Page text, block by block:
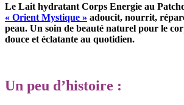
Le Lait hydratant Corps Energie au
« Orient Mystique » adoucit, nourrit,
peau. Un soin de beauté naturel pour le
douce et éclatante au quotidien.
Un peu d’histoire :